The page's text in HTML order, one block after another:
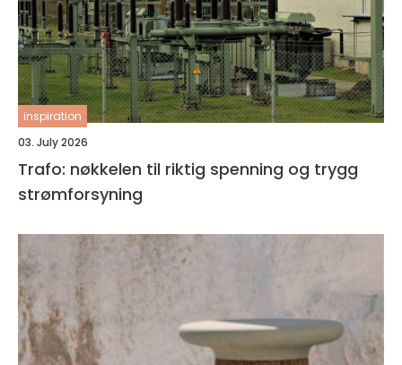
inspiration
03. July 2026
Trafo: nøkkelen til riktig spenning og trygg
strømforsyning